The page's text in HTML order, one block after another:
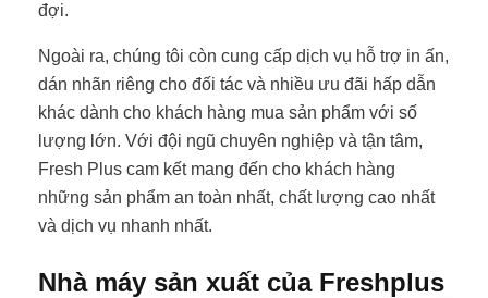
đợi.
Ngoài ra, chúng tôi còn cung cấp dịch vụ hỗ trợ in ấn,
dán nhãn riêng cho đối tác và nhiều ưu đãi hấp dẫn
khác dành cho khách hàng mua sản phẩm với số
lượng lớn. Với đội ngũ chuyên nghiệp và tận tâm,
Fresh Plus cam kết mang đến cho khách hàng
những sản phẩm an toàn nhất, chất lượng cao nhất
và dịch vụ nhanh nhất.
Nhà máy sản xuất của Freshplus